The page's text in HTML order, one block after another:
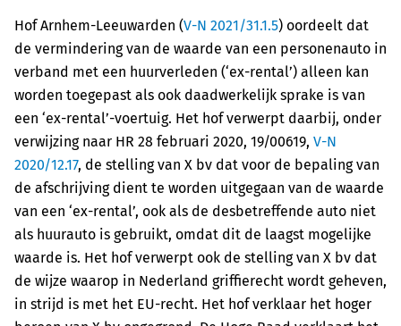
Hof Arnhem-Leeuwarden (V-N 2021/31.1.5) oordeelt dat
de vermindering van de waarde van een personenauto in
verband met een huurverleden (‘ex-rental’) alleen kan
worden toegepast als ook daadwerkelijk sprake is van
een ‘ex-rental’-voertuig. Het hof verwerpt daarbij, onder
verwijzing naar HR 28 februari 2020, 19/00619, V-N
2020/12.17, de stelling van X bv dat voor de bepaling van
de afschrijving dient te worden uitgegaan van de waarde
van een ‘ex-rental’, ook als de desbetreffende auto niet
als huurauto is gebruikt, omdat dit de laagst mogelijke
waarde is. Het hof verwerpt ook de stelling van X bv dat
de wijze waarop in Nederland griffierecht wordt geheven,
in strijd is met het EU-recht. Het hof verklaar het hoger